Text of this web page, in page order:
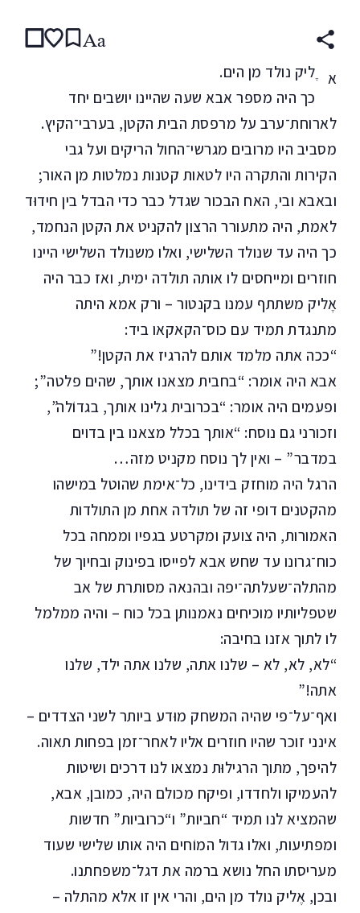
Aa
א
ֶליק נולד מן הים.
כך היה מספר אבא שעה שהיינו יושבים יחד
לארוחת־ערב על מרפסת הבית הקטן, בערבי־הקיץ.
מסביב היו מרובים מגרשי־החול הריקים ועל גבי
הקירות והתקרה היו לטאות קטנות נמלטות מן האור;
ובאבא ובי, האח הבכור שגדל כבר כדי הבדל בין חידוּד
לאמת, היה מתעורר הרצון להקניט את הקטן הנחמד,
כך היה עד שנולד השלישי, ואלו משנולד השלישי היינו
חוזרים ומייחסים לו אותה תולדה ימית, ואז כבר היה
אֶליק משתתף עמנו בקנטור – ורק אמא היתה
מתנגדת תמיד עם כוס־הקאקאו ביד:
“ככה אתה מלמד אותם להרגיז את הקטן!”
אבא היה אומר: “בחבית מצאנו אותך, שהים פלטה”;
ופעמים היה אומר: “בכרובית גלינו אותך, בגדוֹלה”,
וזכורני גם נוסח: “אותך בכלל מצאנו בין בדוים
במדבר” – ואין לך נוסח מקניט מזה…
הרגל היה מוחזק בידינו, כל־אימת שהוטל במישהו
מהקטנים דופי זה של תולדה אחת מן התולדות
האמורות, היה צועק ומקרטע בגפיו וממחה בכל
כוח־גרונו עד שחש אבא לפייסו בפינוק ובחיוך של
מהתלה־שעלתה־יפה ובהנאה מסותרת של אב
שטפליותיו מוכיחים נאמנותן בכל כוח – והיה ממלמל
לו לתוך אזנו בחיבה:
“לא, לא, לא – שלנו אתה, שלנו אתה ילד, שלנו
אתה!”
ואף־על־פי שהיה המשחק מוּדע ביותר לשני הצדדים –
אינני זוכר שהיו חוזרים אליו לאחר־זמן בפחות תאוה.
להיפך, מתוך הרגילוּת נמצאו לנו דרכים ושיטות
להעמיקו ולחדדו, ופיקח מכולם היה, כמובן, אבא,
שהמציא לנו תמיד “חביות” ו“כרוביות” חדשות
ומפתיעות, ואלו גדול המוֹחים היה אותו שלישי שעוד
מעריסתו החל נושא ברמה את דגל־משפחתנו.
ובכן, אֶליק נולד מן הים, והרי אין זו אלא מהתלה –